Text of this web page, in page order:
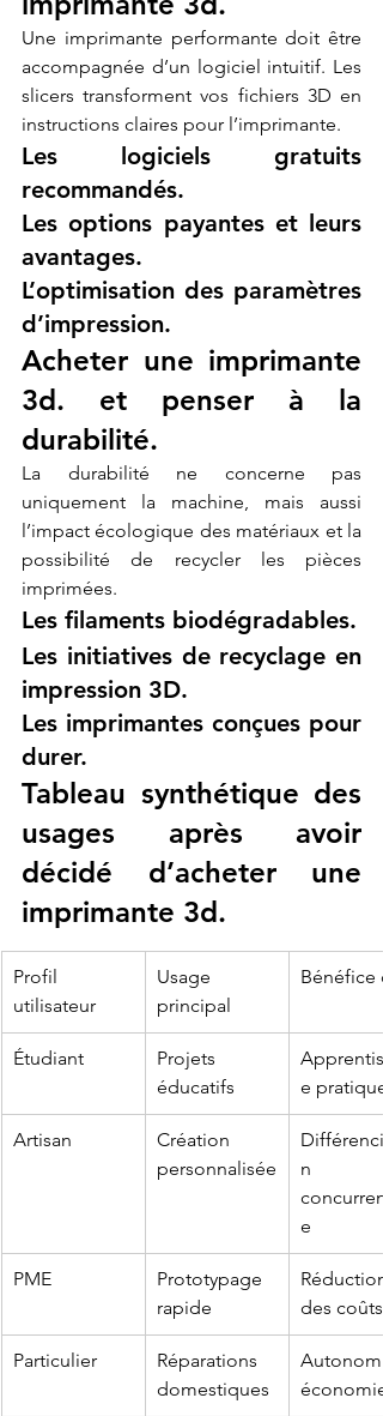
Une imprimante performante doit être
accompagnée d’un logiciel intuitif. Les
slicers transforment vos fichiers 3D en
instructions claires pour l’imprimante.
Les logiciels gratuits
recommandés.
Les options payantes et leurs
avantages.
L’optimisation des paramètres
d’impression.
Acheter une imprimante
3d. et penser à la
durabilité.
La durabilité ne concerne pas
uniquement la machine, mais aussi
l’impact écologique des matériaux et la
possibilité de recycler les pièces
imprimées.
Les filaments biodégradables.
Les initiatives de recyclage en
impression 3D.
Les imprimantes conçues pour
durer.
Tableau synthétique des
usages après avoir
décidé d’acheter une
imprimante 3d.
Profil
utilisateur
Usage
principal
Bénéfice
Étudiant
Projets
éducatifs
e pratique
Artisan
Création
personnalisée
n
e
PME
Prototypage
rapide
Réduction
des coûts
Particulier
Réparations
domestiques
économie